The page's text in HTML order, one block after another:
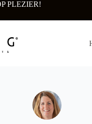
PLEZIER!